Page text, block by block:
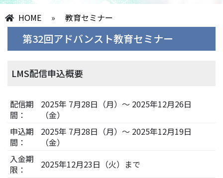
HOME » 教育セミナー
第32回アドバンスト教育セミナー
LMS配信申込概要
配信期
間：
2025年 7月28日（月）～ 2025年12月26日
（金）
申込期
間：
2025年 7月28日（月）～ 2025年12月19日
（金）
入金期
限：
2025年12月23日（火）まで